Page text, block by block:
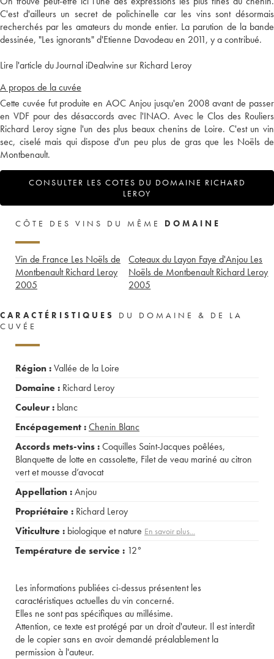
C'est d'ailleurs un secret de polichinelle car les vins sont désormais
recherchés par les amateurs du monde entier. La parution de la bande
dessinée, "Les ignorants" d'Etienne Davodeau en 2011, y a contribué.
Lire l'article du Journal iDealwine sur Richard Leroy
A propos de la cuvée
Cette cuvée fut produite en AOC Anjou jusqu'en 2008 avant de passer
en VDF pour des désaccords avec l'INAO. Avec le Clos des Rouliers
Richard Leroy signe l'un des plus beaux chenins de Loire. C'est un vin
sec, ciselé mais qui dispose d'un peu plus de gras que les Noëls de
Montbenault.
CONSULTER LES COTES DU DOMAINE RICHARD
LEROY
CÔTE DES VINS DU MÊME DOMAINE
Vin de France Les Noëls de
Montbenault Richard Leroy
2005
Coteaux du Layon Faye d'Anjou Les
Noëls de Montbenault Richard Leroy
2005
CARACTÉRISTIQUES
DU DOMAINE & DE LA
CUVÉE
Région :Vallée de la Loire
Domaine : Richard Leroy
Couleur : blanc
Encépagement :Chenin Blanc
Accords mets-vins :Coquilles Saint-Jacques poêlées,
Blanquette de lotte en cassolette, Filet de veau mariné au citron
vert et mousse d’avocat
Appellation :Anjou
Propriétaire : Richard Leroy
Viticulture : biologique et nature En savoir plus...
Température de service : 12°
Les informations publiées ci-dessus présentent les
caractéristiques actuelles du vin concerné.
Elles ne sont pas spécifiques au millésime.
Attention, ce texte est protégé par un droit d'auteur. Il est interdit
de le copier sans en avoir demandé préalablement la
permission à l'auteur.